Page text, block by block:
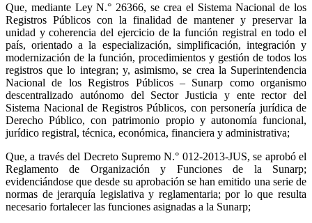
Que, mediante Ley N.° 26366, se crea el Sistema Nacional de los
Registros Públicos con la finalidad de mantener y preservar la
unidad y coherencia del ejercicio de la función registral en todo el
país, orientado a la especialización, simplificación, integración y
modernización de la función, procedimientos y gestión de todos los
registros que lo integran; y, asimismo, se crea la Superintendencia
Nacional de los Registros Públicos – Sunarp como organismo
descentralizado autónomo del Sector Justicia y ente rector del
Sistema Nacional de Registros Públicos, con personería jurídica de
Derecho Público, con patrimonio propio y autonomía funcional,
jurídico registral, técnica, económica, financiera y administrativa;
Que, a través del Decreto Supremo N.° 012-2013-JUS, se aprobó el
Reglamento de Organización y Funciones de la Sunarp;
evidenciándose que desde su aprobación se han emitido una serie de
normas de jerarquía legislativa y reglamentaria; por lo que resulta
necesario fortalecer las funciones asignadas a la Sunarp;